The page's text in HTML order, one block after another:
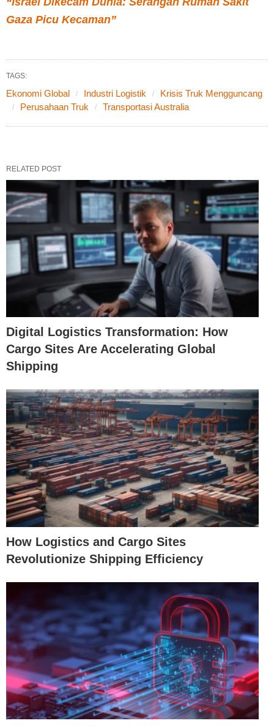
Gaza Picu Kecaman”
TAGS:
Ekonomi Global Industri Logistik
Krisis Truk Mengguncang
Perusahaan Truk
Transportasi Australia
RELATED POST
Digital Logistics Transformation: How
Cargo Sites Are Accelerating Global
Shipping
How Logistics and Cargo Sites
Revolutionize Shipping Efficiency